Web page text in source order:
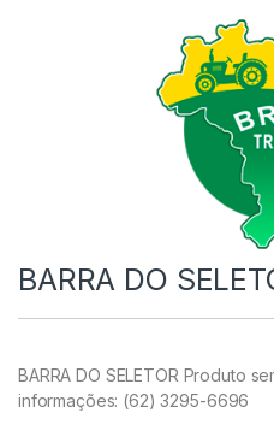
BARRA DO
BARRA DO SELETOR Produto
informações: (62) 3295-6696